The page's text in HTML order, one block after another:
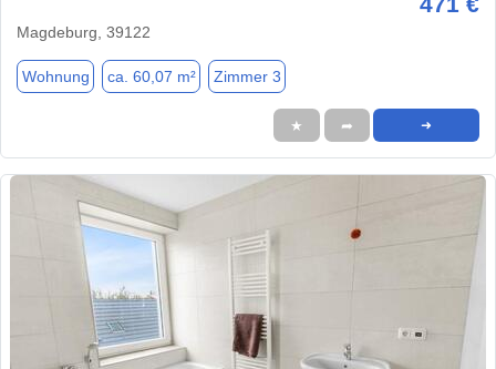
Magdeburg, 39122
Wohnung ca. 60,07 m² Zimmer 3
★ ➦ ➜